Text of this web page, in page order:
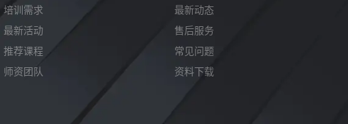
培训需求
最新活动
推荐课程
师资团队
最新动态
售后服务
常见问题
资料下载